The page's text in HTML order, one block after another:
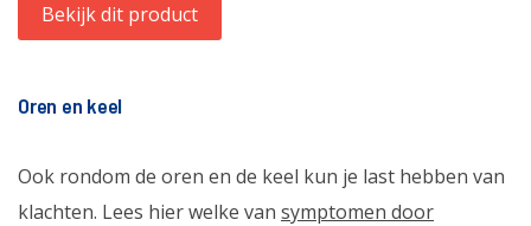
Bekijk dit product
Oren en keel
Ook rondom de oren en de keel kun je last hebben van
klachten. Lees hier welke van symptomen door